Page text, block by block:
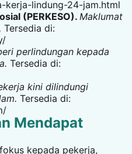
kerja-lindung-24-jam.html
(PERKESO). Maklumat
Tersedia di:
perlindungan kepada
Tersedia di:
kini dilindungi
Tersedia di:
Mendapat
kepada pekerja,